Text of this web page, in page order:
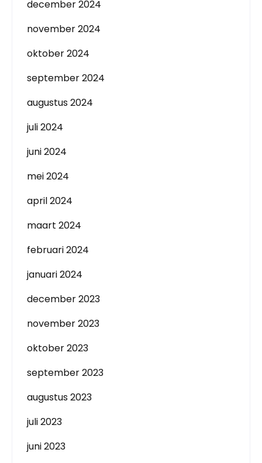
december 2024
november 2024
oktober 2024
september 2024
augustus 2024
juli 2024
juni 2024
mei 2024
april 2024
maart 2024
februari 2024
januari 2024
december 2023
november 2023
oktober 2023
september 2023
augustus 2023
juli 2023
juni 2023